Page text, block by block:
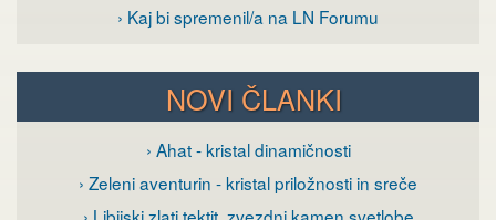
› Kaj bi spremenil/a na LN Forumu
NOVI ČLANKI
› Ahat - kristal dinamičnosti
› Zeleni aventurin - kristal priložnosti in sreče